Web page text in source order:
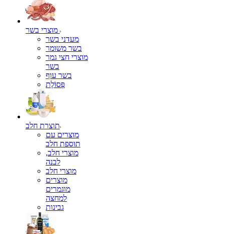
מעדני בשר
בשר משומר
מוצרי חצי גמר
בשר
בשר עוף
פְּסוֹלֶת
תוצרת חלב
מוצרים עם
תוספת חלב
מוצרי חלב,
לבנה
מוצרי חלב
מוצרים
מוגמרים
למחצה
גבינות